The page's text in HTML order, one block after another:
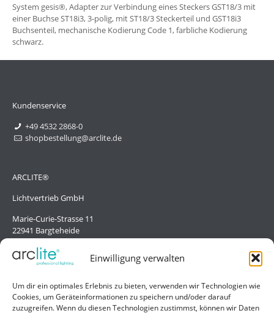
Einwilligung verwalten
Um dir ein optimales Erlebnis zu bieten, verwenden wir Technologien wie
Cookies, um Geräteinformationen zu speichern und/oder darauf
zuzugreifen. Wenn du diesen Technologien zustimmst, können wir Daten
System gesis®, Adapter zur Verbindung eines Steckers GST18/3 mit
einer Buchse ST18i3, 3-polig, mit ST18/3 Steckerteil und GST18i3
Buchsenteil, mechanische Kodierung Code 1, farbliche Kodierung
schwarz.
Kundenservice
+49 4532 2868-0
shopbestellung@arclite.de
ARCLITE®
Lichtvertrieb GmbH
Marie-Curie-Strasse 11
22941 Bargteheide
Deutschland/Germany
Hilfe
Liefer- und Zahlungsbedingungen